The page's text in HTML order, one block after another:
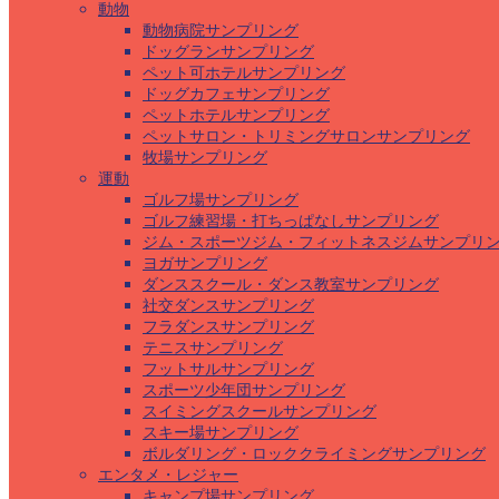
動物
動物病院サンプリング
ドッグランサンプリング
ペット可ホテルサンプリング
ドッグカフェサンプリング
ペットホテルサンプリング
ペットサロン・トリミングサロンサンプリング
牧場サンプリング
運動
ゴルフ場サンプリング
ゴルフ練習場・打ちっぱなしサンプリング
ジム・スポーツジム・フィットネスジムサンプリ
ヨガサンプリング
ダンススクール・ダンス教室サンプリング
社交ダンスサンプリング
フラダンスサンプリング
テニスサンプリング
フットサルサンプリング
スポーツ少年団サンプリング
スイミングスクールサンプリング
スキー場サンプリング
ボルダリング・ロッククライミングサンプリング
エンタメ・レジャー